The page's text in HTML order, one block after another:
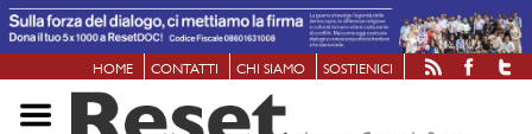
HOME CONTATTI CHI SIAMO SOSTIENICI